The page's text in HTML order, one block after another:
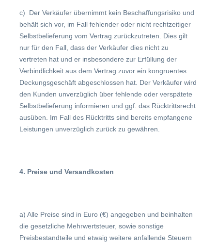
c) Der Verkäufer übernimmt kein Beschaffungsrisiko und
behält sich vor, im Fall fehlender oder nicht rechtzeitiger
Selbstbelieferung vom Vertrag zurückzutreten. Dies gilt
nur für den Fall, dass der Verkäufer dies nicht zu
vertreten hat und er insbesondere zur Erfüllung der
Verbindlichkeit aus dem Vertrag zuvor ein kongruentes
Deckungsgeschäft abgeschlossen hat. Der Verkäufer wird
den Kunden unverzüglich über fehlende oder verspätete
Selbstbelieferung informieren und ggf. das Rücktrittsrecht
ausüben. Im Fall des Rücktritts sind bereits empfangene
Leistungen unverzüglich zurück zu gewähren.
4. Preise und Versandkosten
a) Alle Preise sind in Euro (€) angegeben und beinhalten
die gesetzliche Mehrwertsteuer, sowie sonstige
Preisbestandteile und etwaig weitere anfallende Steuern